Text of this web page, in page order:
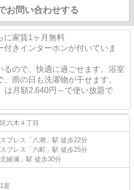
お問い合わせする
に家賃1ヶ月無料
付きインターホンが付いていま
るので、快適に過ごせます。浴室
雨の日も洗濯物が干せます。
は月額2,640円～で使い放題で
六木 ４丁目
プレス 「 八潮 」駅 徒歩22分
プレス 「 六町 」駅 徒歩25分
北綾瀬 」駅 徒歩30分
室